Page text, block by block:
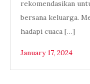
rekomendasikan
bersana keluarga.
hadapi cuaca […]
January 17, 2024